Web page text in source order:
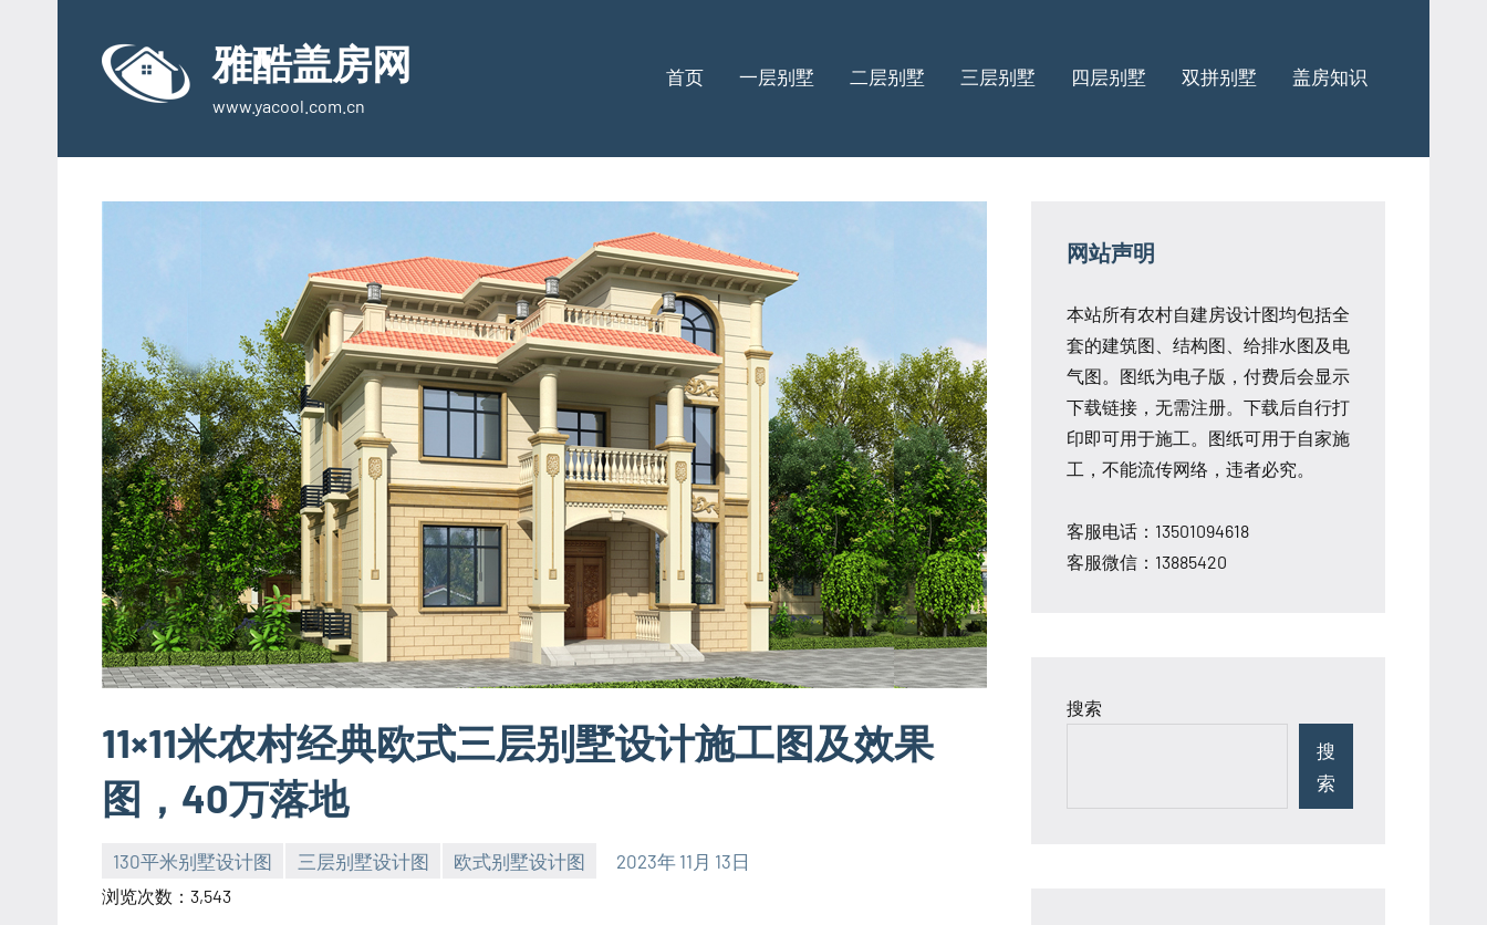
content
雅酷盖房网
www.yacool.com.cn
首页 一层别墅 二层别墅 三层别墅 四层别墅 双拼别墅 盖房知识
11×11米农村经典欧式三层别墅设计施工图及效果
图，40万落地
130平米别墅设计图 三层别墅设计图 欧式别墅设计图 2023年 11月 13日
yacool
浏览次数：3,543
网站声明
本站所有农村自建房设计图均包括全
套的建筑图、结构图、给排水图及电
气图。图纸为电子版，付费后会显示
下载链接，无需注册。下载后自行打
印即可用于施工。图纸可用于自家施
工，不能流传网络，违者必究。
客服电话：13501094618
客服微信：13885420
搜索
搜
索